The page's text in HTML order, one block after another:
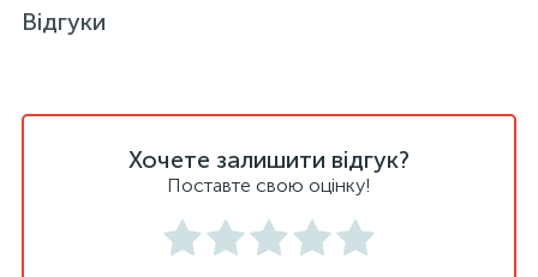
Відгуки
Хочете залишити відгук?
Поставте свою оцінку!